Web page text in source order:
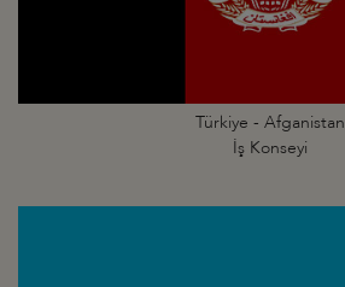
Türkiye - Afganistan
İş Konseyi